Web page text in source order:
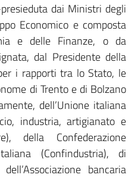
dai Ministri degli
Economico e composta
e delle Finanze, o da
dal Presidente della
i rapporti tra lo Stato, le
di Trento e di Bolzano
dell’Unione italiana
industria, artigianato e
della Confederazione
(Confindustria), di
bancaria